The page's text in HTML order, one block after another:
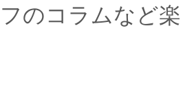
のコラムなど